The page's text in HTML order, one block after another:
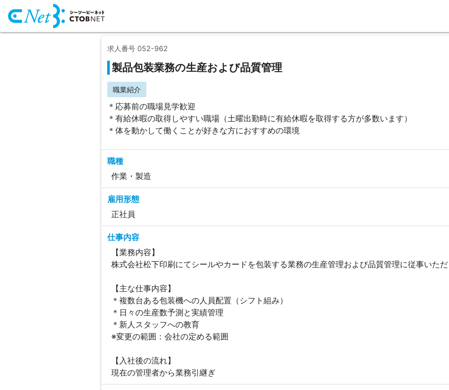
求人番号 052-962
製品包装業務の生産および品質管理
職業紹介
＊応募前の職場見学歓迎
＊有給休暇の取得しやすい職場（土曜出勤時に有給休暇を取得する方が多数います）
＊体を動かして働くことが好きな方におすすめの環境
職種
作業・製造
雇用形態
正社員
仕事内容
【業務内容】
株式会社松下印刷にてシールやカードを包装する業務の生産管理および品質管理に従事いた
【主な仕事内容】
＊複数台ある包装機への人員配置（シフト組み）
＊日々の生産数予測と実績管理
＊新人スタッフへの教育
※変更の範囲：会社の定める範囲
【入社後の流れ】
現在の管理者から業務引継ぎ